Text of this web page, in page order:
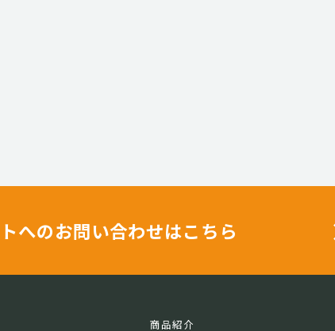
へのお問い合わせはこちら
商品紹介